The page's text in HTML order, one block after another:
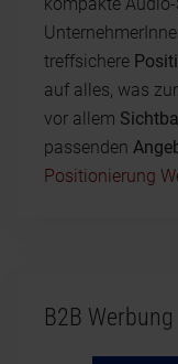
treffsichere
auf alles, was
vor allem
passenden
Positionierung
B2B Werbung